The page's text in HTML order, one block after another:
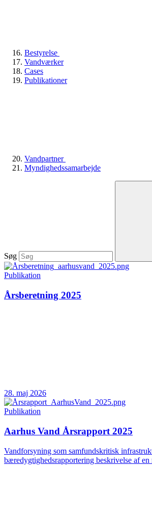
Bestyrelse
Vandværker
Cases
Publikationer
Vandpartner
Myndighedssamarbejde
Søg
Publikation
Årsberetning 2025
28. maj 2026
Publikation
Aarhus Vand Årsrapport 2025
Vandforsyning som samfundskritisk
bæredygtighedsrapportering beskrivelse af